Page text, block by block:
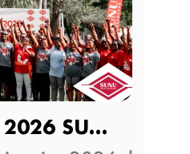
KICK-OFF 2026 SUNU ASSURANCES…